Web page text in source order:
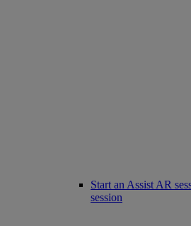
Start an Assist AR
session